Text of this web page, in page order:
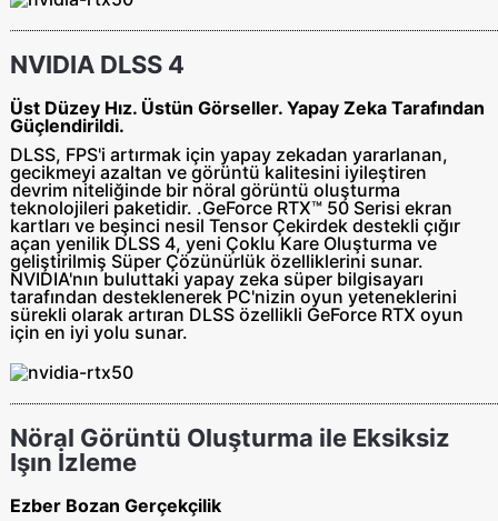
NVIDIA DLSS 4
Üst Düzey Hız. Üstün Görseller. Yapay Zeka Tarafından
Güçlendirildi.
DLSS, FPS'i artırmak için yapay zekadan yararlanan,
gecikmeyi azaltan ve görüntü kalitesini iyileştiren
devrim niteliğinde bir nöral görüntü oluşturma
teknolojileri paketidir.‌ .‌GeForce RTX™ 50 Serisi ekran
kartları ve beşinci nesil Tensor Çekirdek destekli çığır
açan yenilik DLSS 4, yeni Çoklu Kare Oluşturma ve
geliştirilmiş Süper Çözünürlük özelliklerini sunar.
NVIDIA'nın buluttaki yapay zeka süper bilgisayarı
tarafından desteklenerek PC'nizin oyun yeteneklerini
sürekli olarak artıran DLSS özellikli GeForce RTX oyun
için en iyi yolu sunar.
Nöral Görüntü Oluşturma ile Eksiksiz
Işın İzleme
Ezber Bozan Gerçekçilik